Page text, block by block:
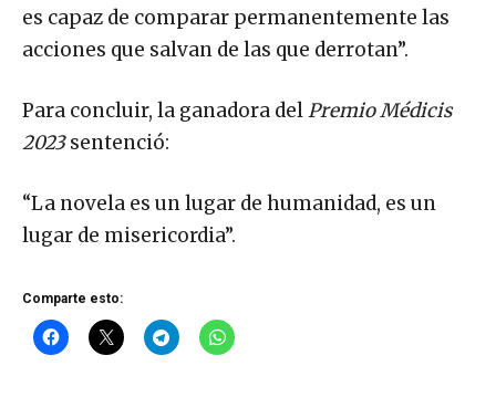
es capaz de comparar permanentemente las
acciones que salvan de las que derrotan”.
Para concluir, la ganadora delPremio Médicis
2023sentenció:
“La novela es un lugar de humanidad, es un
lugar de misericordia”.
Comparte esto: